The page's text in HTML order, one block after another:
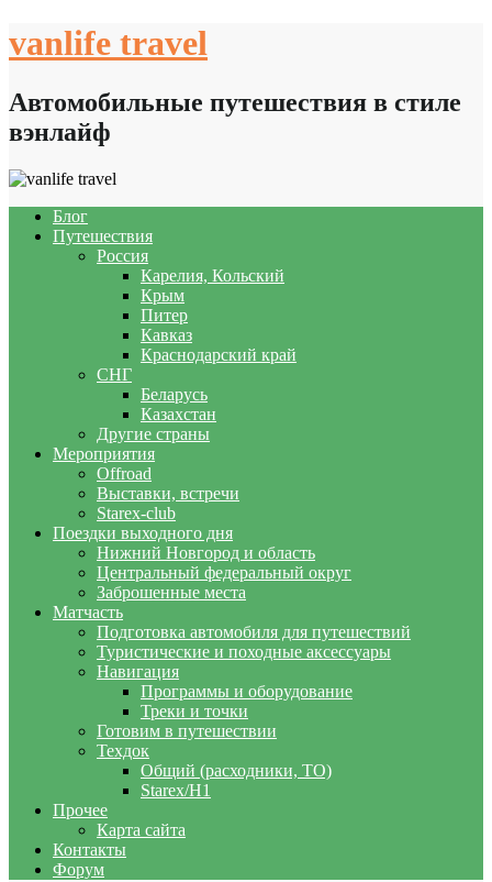
to
vanlife travel
Автомобильные путешествия в стиле
вэнлайф
Блог
Путешествия
Россия
Карелия, Кольский
Крым
Питер
Кавказ
Краснодарский край
СНГ
Беларусь
Казахстан
Другие страны
Мероприятия
Offroad
Выставки, встречи
Starex-club
Поездки выходного дня
Нижний Новгород и область
Центральный федеральный округ
Заброшенные места
Матчасть
Подготовка автомобиля для путешествий
Туристические и походные аксессуары
Навигация
Программы и оборудование
Треки и точки
Готовим в путешествии
Техдок
Общий (расходники, ТО)
Starex/H1
Прочее
Карта сайта
Контакты
Форум